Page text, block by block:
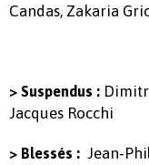
Candas, Zakaria
> Suspendus :
Jacques Rocchi
> Blessés : Jean-